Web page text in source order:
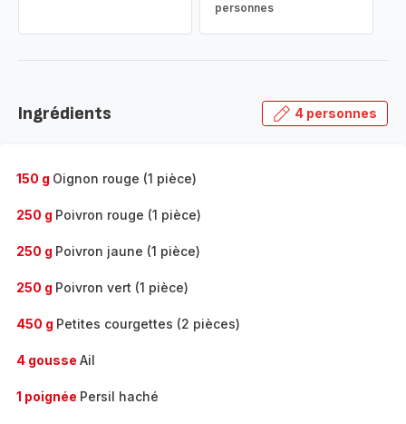
personnes
Ingrédients 4 personnes
150 g Oignon rouge (1 pièce)
250 g Poivron rouge (1 pièce)
250 g Poivron jaune (1 pièce)
250 g Poivron vert (1 pièce)
450 g Petites courgettes (2 pièces)
4 gousse Ail
1 poignée Persil haché